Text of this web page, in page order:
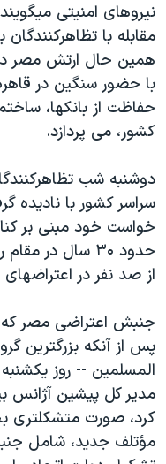
دادگاه حمید نوری
چهل سال گروگان‌گیری
قانون شفافیت دارائی
اعتراضات مردمی آبان ۹۸
نرگس محمدی برنده
همایش محافظه‌کاران
صفحه‌های ویژه
سفر پرزیدنت ترامپ به
نيروهای امنيتی
مقابله با
همين حال ارتش مصر
با حضور سنگين در
حفاظت از بانکها،
کشور، می پردازد.
دوشنبه شب
سراسر کشور با ناديده
خواست خود مبنی بر
حدود ۳۰ سال
از صد نفر در
جنبش اعتراضی مصر که
پس از آنکه بزرگترين
المسلمين -- روز
مدير کل پيشين آژانس
کرد، صورت متشکلتری
مؤتلف جديد، شامل